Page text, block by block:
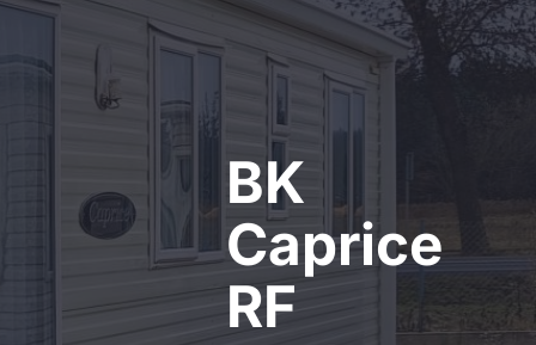
BK
Caprice
RF